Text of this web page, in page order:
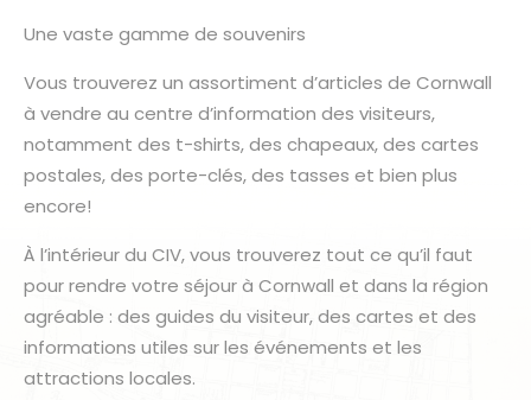
Une vaste gamme de souvenirs
Vous trouverez un assortiment d’articles de Cornwall
à vendre au centre d’information des visiteurs,
notamment des t-shirts, des chapeaux, des cartes
postales, des porte-clés, des tasses et bien plus
encore!
À l’intérieur du CIV, vous trouverez tout ce qu’il faut
pour rendre votre séjour à Cornwall et dans la région
agréable : des guides du visiteur, des cartes et des
informations utiles sur les événements et les
attractions locales.